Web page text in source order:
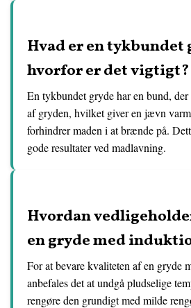
Hvad er en tykbundet
hvorfor er det vigtigt?
En tykbundet gryde har en bund, der
af gryden, hvilket giver en jævn
forhindrer maden i at brænde på.
gode resultater ved madlavning.
Hvordan
en gryde med
For at bevare kvaliteten af en gryde
anbefales det at undgå pludselige
rengøre den grundigt med milde